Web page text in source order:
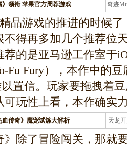
》领衔 苹果官方周荐游戏 奇迹
条
品游戏的推进的时候
得再多加几个推荐位
的是亚马逊工作室于
Fu Fury），本作中的
置信。玩家要拖拽着
可玩性上看，本作确实
血传奇》魔宠试炼大解析 天龙
龙
》除了冒险闯关，那就